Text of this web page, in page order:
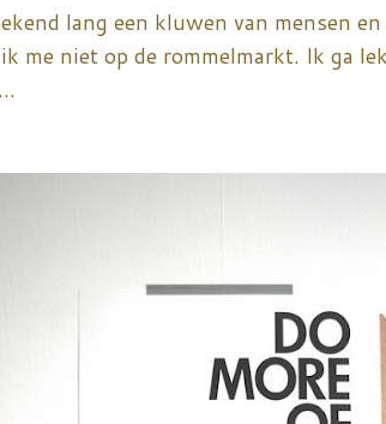
lang een kluwen van mensen
me niet op de rommelmarkt. Ik ga